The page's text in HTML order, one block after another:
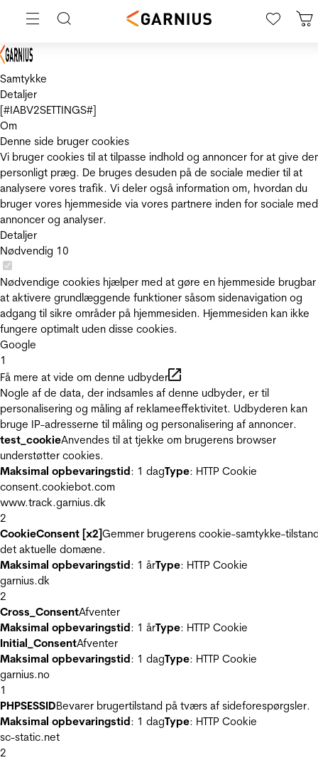
Samtykke
Detaljer
[#IABV2SETTINGS#]
Om
Denne side bruger cookies
Vi bruger cookies til at tilpasse indhold og annoncer for at give
personligt præg. De bruges desuden på de sociale medier til at
analysere vores trafik. Vi deler også information om, hvordan du
bruger vores hjemmeside via vores partnere inden for sociale
annoncer og analyser.
Detaljer
Nødvendig 10
Nødvendige cookies hjælper med at gøre en hjemmeside
at aktivere grundlæggende funktioner såsom sidenavigation og
adgang til sikre områder på hjemmesiden. Hjemmesiden kan ikke
fungere optimalt uden disse cookies.
Google
1
Få mere at vide om denne udbyder
Nogle af de data, der indsamles af denne udbyder, er til
personalisering og måling af reklameeffektivitet. Udbyderen kan
bruge IP-adresserne til måling og personalisering af annoncer.
test_cookieAnvendes til at tjekke om brugerens browser
understøtter cookies.
Maksimal opbevaringstid: 1 dagType: HTTP Cookie
consent.cookiebot.com
www.track.garnius.dk
2
CookieConsent [x2]Gemmer brugerens cookie-samtykke-
det aktuelle domæne.
Maksimal opbevaringstid: 1 årType: HTTP Cookie
garnius.dk
2
Cross_ConsentAfventer
Maksimal opbevaringstid: 1 årType: HTTP Cookie
Initial_ConsentAfventer
Maksimal opbevaringstid: 1 dagType: HTTP Cookie
garnius.no
1
PHPSESSIDBevarer brugertilstand på tværs af sideforespørgsler.
Maksimal opbevaringstid: 1 dagType: HTTP Cookie
sc-static.net
2